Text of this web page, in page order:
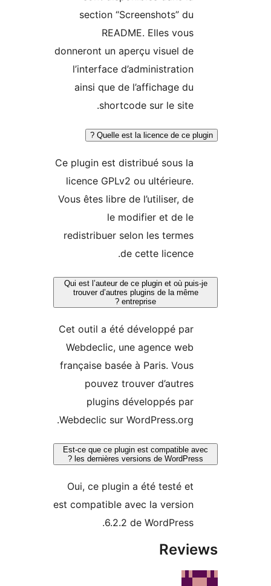
section “Screenshots” du
README. Elles vous
donneront un aperçu visuel de
l’interface d’administration
ainsi que de l’affichage du
shortcode sur le site.
Quelle est la licence de ce
Ce plugin est distribué sous la
licence GPLv2 ou ultérieure.
Vous êtes libre de l’utiliser, de
le modifier et de le
redistribuer selon les termes
Qui est l’auteur de ce plugin et où
trouver d’autres plugins de la
Cet outil a été développé par
Webdeclic, une agence web
française basée à Paris. Vous
pouvez trouver d’autres
plugins développés par
Webdeclic sur WordPress.org.
Est-ce que ce plugin est compatible
les dernières versions de
Oui, ce plugin a été testé et
est compatible avec la version
6.2.2 de WordPress.